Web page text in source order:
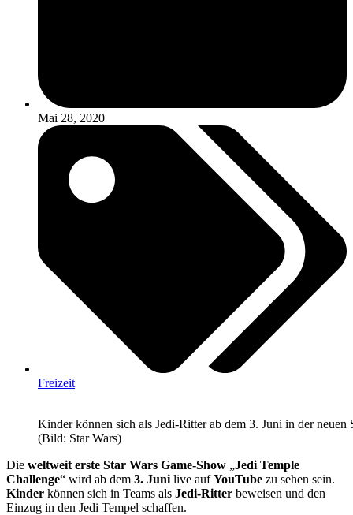
Mai 28, 2020
Freizeit
Kinder können sich als Jedi-Ritter ab dem 3. Juni in der neuen
(Bild: Star Wars)
Die weltweit erste Star Wars Game-Show „Jedi Temple
Challenge“ wird ab dem 3. Juni live aufYouTube zu sehen sein.
Kinder können sich in Teams als Jedi-Ritter beweisen und den
Einzug in den Jedi Tempel schaffen.